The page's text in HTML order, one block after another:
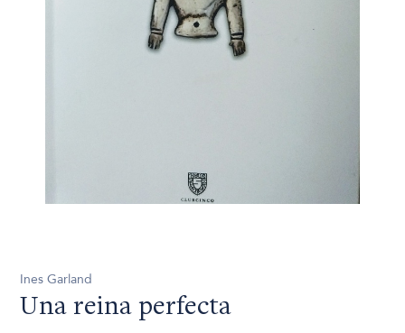
Ines Garland
Una reina perfecta